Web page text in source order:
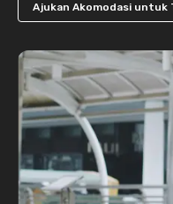
Ajukan Akomodasi untuk